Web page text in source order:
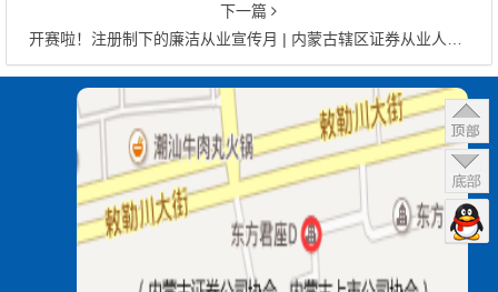
下一篇
开赛啦！注册制下的廉洁从业宣传月 | 内蒙古辖区证券从业人员线上知识竞赛